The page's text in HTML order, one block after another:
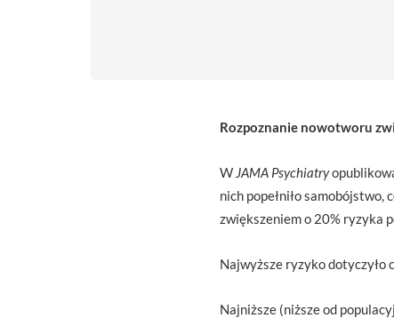
Rozpoznanie nowotworu
W JAMA Psychiatry
nich popełniło samobójstwo,
zwiększeniem o 20% ryzyka
Najwyższe ryzyko dotyczyło
Najniższe (niższe od